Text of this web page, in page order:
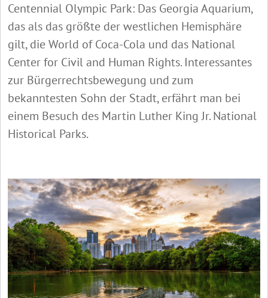
Centennial Olympic Park: Das Georgia Aquarium,
das als das größte der westlichen Hemisphäre
gilt, die World of Coca-Cola und das National
Center for Civil and Human Rights. Interessantes
zur Bürgerrechtsbewegung und zum
bekanntesten Sohn der Stadt, erfährt man bei
einem Besuch des Martin Luther King Jr. National
Historical Parks.